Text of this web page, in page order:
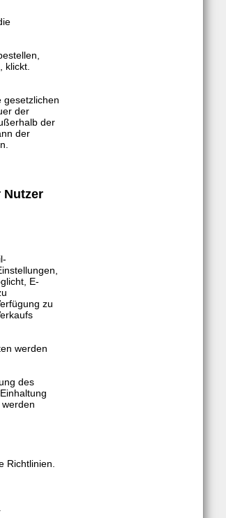
klickt.
gesetzlichen
der
der
der
Nutzer
E-
zu
werden
des
Richtlinien.